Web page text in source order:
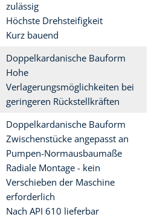
zulässig
Höchste Drehsteifigkeit
Kurz bauend
Doppelkardanische Bauform
Hohe
Verlagerungsmöglichkeiten bei
geringeren Rückstellkräften
Doppelkardanische Bauform
Zwischenstücke angepasst an
Pumpen-Normausbaumaße
Radiale Montage - kein
Verschieben der Maschine
erforderlich
Nach API 610 lieferbar